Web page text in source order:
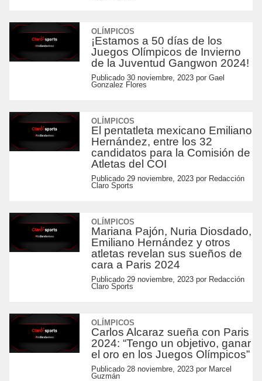
OLÍMPICOS
¡Estamos a 50 días de los
Juegos Olímpicos de Invierno
de la Juventud Gangwon 2024!
Publicado 30 noviembre, 2023por Gael
Gonzalez Flores
OLÍMPICOS
El pentatleta mexicano Emiliano
Hernández, entre los 32
candidatos para la Comisión de
Atletas del COI
Publicado 29 noviembre, 2023por Redacción
Claro Sports
OLÍMPICOS
Mariana Pajón, Nuria Diosdado,
Emiliano Hernández y otros
atletas revelan sus sueños de
cara a Paris 2024
Publicado 29 noviembre, 2023por Redacción
Claro Sports
OLÍMPICOS
Carlos Alcaraz sueña con Paris
2024: “Tengo un objetivo, ganar
el oro en los Juegos Olímpicos”
Publicado 28 noviembre, 2023por Marcel
Guzmán